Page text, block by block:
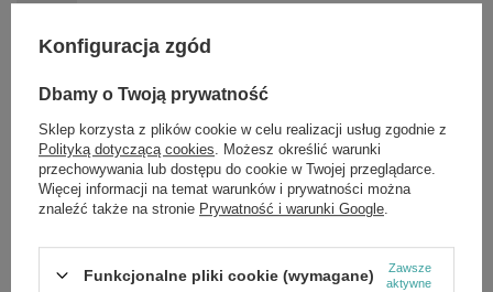
Cena regularna: £58.39
Trained by JP Performance Isolate, Caramel Fudge - 1000g
Cena regularna: £45.09 -20%
OKAZJA
Trained by JP Performance Protein, Strawberry Cheesecake -
1000g
Konfiguracja zgód
Dbamy o Twoją prywatność
Sklep korzysta z plików cookie w celu realizacji usług zgodnie z
Polityką dotyczącą cookies . Możesz określić warunki
przechowywania lub dostępu do cookie w Twojej przeglądarce.
Więcej informacji na temat warunków i prywatności można
znaleźć także na stronie Prywatność i warunki Google
Funkcjonalne pliki cookie (wymagane)
Zawsze
aktywne